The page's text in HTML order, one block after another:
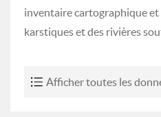
inventaire cartographique
karstiques et des rivières
Afficher toutes les